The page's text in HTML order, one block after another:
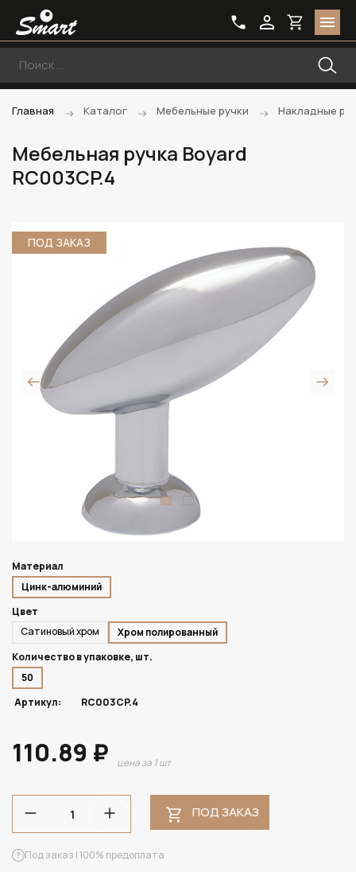
Главная Каталог Мебельные ручки Накладные
Мебельная ручка Boyard
RC003CP.4
ПОД ЗАКАЗ
Материал
Цинк-алюминий
Цвет
Сатиновый хром
Хром полированный
Количество в упаковке, шт.
50
Артикул:
RC003CP.4
110.89 ₽ цена за 1 шт
ПОД ЗАКАЗ
Под заказ | 100% предоплата